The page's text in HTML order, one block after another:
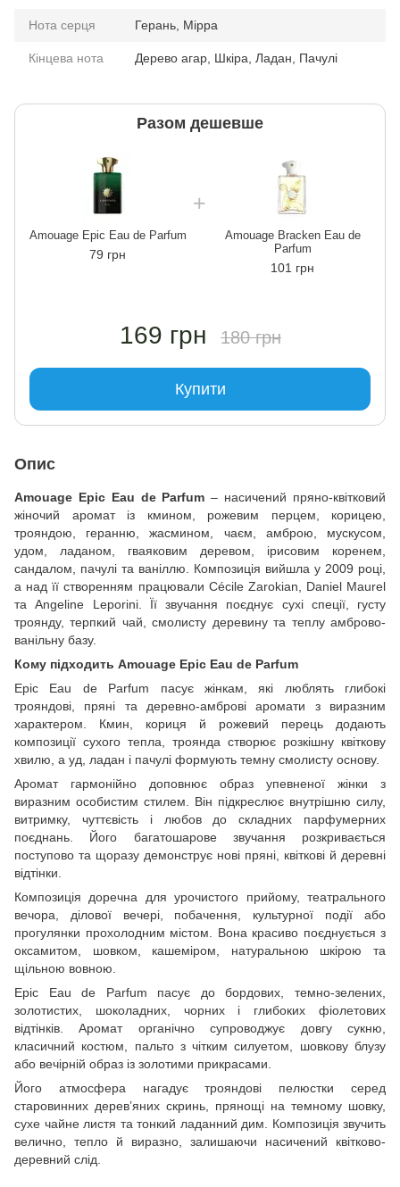
Нота серця Герань, Мірра
Кінцева нота Дерево агар, Шкіра, Ладан, Пачулі
Разом дешевше
Amouage Epic Eau de Parfum
79 грн
Amouage Bracken Eau de
Parfum
101 грн
169 грн 180 грн
Купити
Опис
Amouage Epic Eau de Parfum – насичений пряно-квітковий
жіночий аромат із кмином, рожевим перцем, корицею,
трояндою, геранню, жасмином, чаєм, амброю, мускусом,
удом, ладаном, гваяковим деревом, ірисовим коренем,
сандалом, пачулі та ваніллю. Композиція вийшла у 2009 році,
а над її створенням працювали Cécile Zarokian, Daniel Maurel
та Angeline Leporini. Її звучання поєднує сухі спеції, густу
троянду, терпкий чай, смолисту деревину та теплу амброво-
ванільну базу.
Кому підходить Amouage Epic Eau de Parfum
Epic Eau de Parfum пасує жінкам, які люблять глибокі
трояндові, пряні та деревно-амброві аромати з виразним
характером. Кмин, кориця й рожевий перець додають
композиції сухого тепла, троянда створює розкішну квіткову
хвилю, а уд, ладан і пачулі формують темну смолисту основу.
Аромат гармонійно доповнює образ упевненої жінки з
виразним особистим стилем. Він підкреслює внутрішню силу,
витримку, чуттєвість і любов до складних парфумерних
поєднань. Його багатошарове звучання розкривається
поступово та щоразу демонструє нові пряні, квіткові й деревні
відтінки.
Композиція доречна для урочистого прийому, театрального
вечора, ділової вечері, побачення, культурної події або
прогулянки прохолодним містом. Вона красиво поєднується з
оксамитом, шовком, кашеміром, натуральною шкірою та
щільною вовною.
Epic Eau de Parfum пасує до бордових, темно-зелених,
золотистих, шоколадних, чорних і глибоких фіолетових
відтінків. Аромат органічно супроводжує довгу сукню,
класичний костюм, пальто з чітким силуетом, шовкову блузу
або вечірній образ із золотими прикрасами.
Його атмосфера нагадує трояндові пелюстки серед
старовинних дерев’яних скринь, прянощі на темному шовку,
сухе чайне листя та тонкий ладанний дим. Композиція звучить
велично, тепло й виразно, залишаючи насичений квітково-
деревний слід.